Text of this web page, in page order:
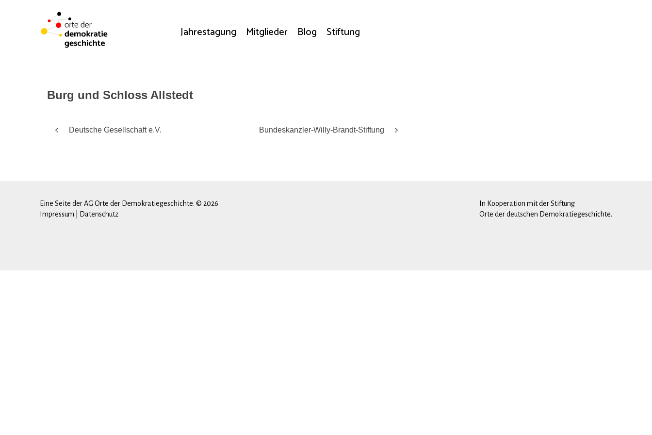
Jahrestagung Mitglieder Blog Stiftung
Burg und Schloss Allstedt
Deutsche Gesellschaft e.V. Bundeskanzler-Willy-Brandt-Stiftung
Eine Seite der AG Orte der Demokratiegeschichte. © 2026
Impressum
Datenschutz
In Kooperation mit der Stiftung
Orte der deutschen Demokratiegeschichte.